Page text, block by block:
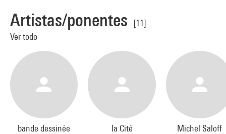
Artistas/ponentes
[11]
Ver todo
bande dessinée
la Cité
Michel Saloff